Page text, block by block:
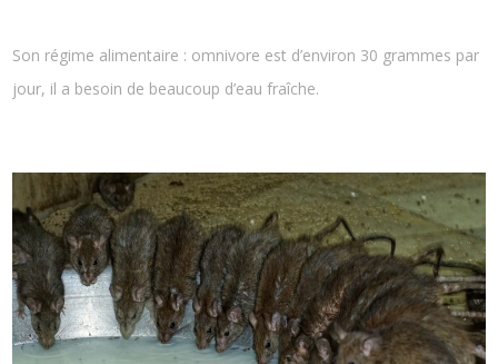
Son régime alimentaire : omnivore est d’environ 30 grammes par
jour, il a besoin de beaucoup d’eau fraîche.